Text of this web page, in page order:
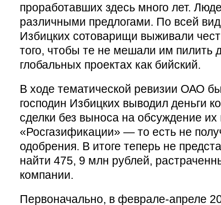
проработавших здесь много лет.
различными предлогами. По всей
Избицких сотоварищи выживали
того, чтобы те не мешали им пилить
глобальных проектах как бийский.
В ходе тематической ревизии ОАО
господин Избицких выводил деньги
сделки без выноса на обсуждение
«Росгазификации» — то есть не
одобрения. В итоге теперь не
найти 475, 9 млн рублей,
компании.
Первоначально, в феврале-апреле